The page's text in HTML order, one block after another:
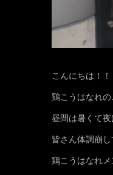
こんにちは！！
鶏こうはなれ
昼間は暑くて
皆さん体調崩
鶏こうはなれ